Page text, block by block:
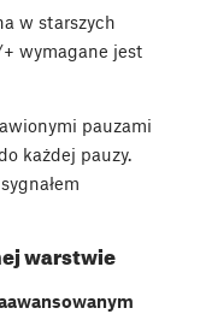
w starszych
wymagane jest
pauzami
każdej pauzy.
warstwie